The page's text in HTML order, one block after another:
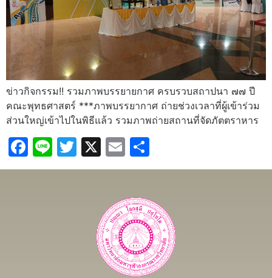
ข่าวกิจกรรม!! รวมภาพบรรยายกาศ ครบรวบสถาปนา ๗๗ ปี
คณะพุทธศาสตร์ ***ภาพบรรยากาศ ถ่ายช่วงเวลาที่ผู้เข้าร่วม
ส่วนใหญ่เข้าไปในพิธีแล้ว รวมภาพถ่ายสถานที่จัดภัตตราหาร
Facebook
LineTwitter
X Email